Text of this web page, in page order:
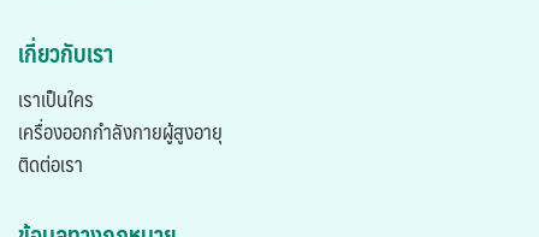
เกี่ยวกับเรา
เราเป็นใคร
เครื่องออกกำลังกายผู้สูงอายุ
ติดต่อเรา